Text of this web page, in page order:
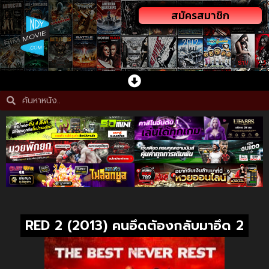
สมัครสมาชิก
RED 2 (2013) คนอึดต้องกลับมาอึด 2